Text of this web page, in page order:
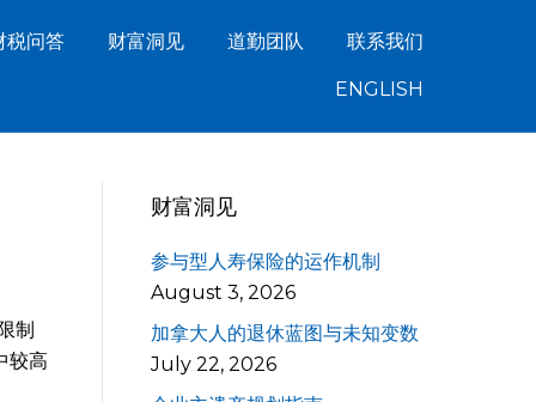
税问答 财富洞见 道勤团队 联系我们
ENGLISH
制
较高
财富洞见
参与型人寿保险的运作机制
August 3, 2026
加拿大人的退休蓝图与未知变数
July 22, 2026